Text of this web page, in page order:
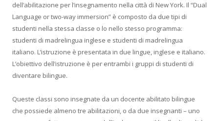
dell’abilitazione per l’insegnamento nella città di New York. Il “Dual
Language or two-way immersion” è composto da due tipi di
studenti nella stessa classe o lo nello stesso programma:
studenti di madrelingua inglese e studenti di madrelingua
italiano. L’istruzione è presentata in due lingue, inglese e italiano.
L’obiettivo dell’istruzione è per entrambi i gruppi di studenti di
diventare bilingue.
Queste classi sono insegnate da un docente abilitato bilingue
che possiede almeno tre abilitazioni, o da due insegnanti – uno